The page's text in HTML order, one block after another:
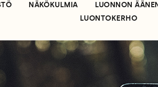
NÄKÖKULMIA LUONNON
LUONTOKERHO